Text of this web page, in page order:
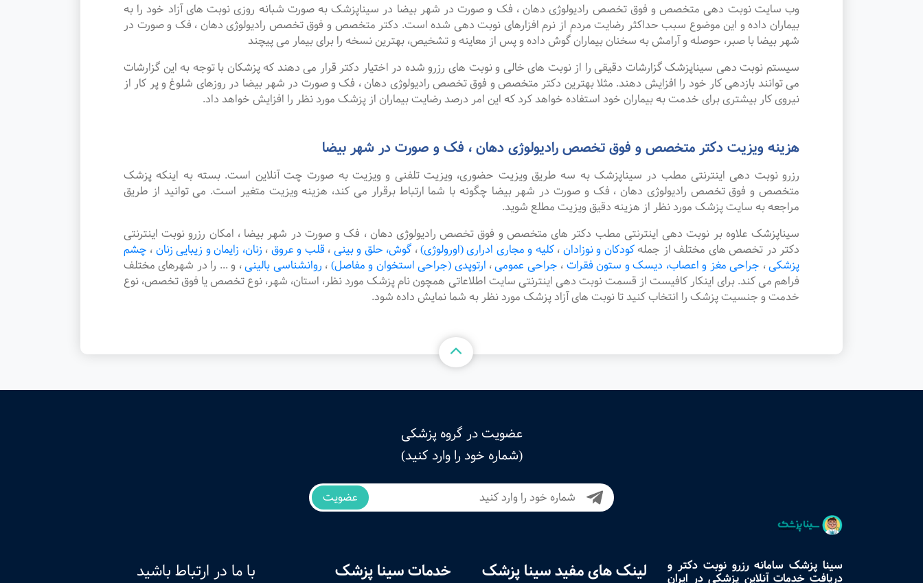
وب سایت نوبت دهی متخصص و فوق تخصص رادیولوژی دهان ، فک و صورت در شهر بیضا در سیناپزشک به صورت شبانه روزی نوبت های آزاد خود را به
بیماران داده و این موضوع سبب حداکثر رضایت مردم از نرم افزارهای نوبت دهی شده است. دکتر متخصص و فوق تخصص رادیولوژی دهان ، فک و صورت در
شهر بیضا با صبر، حوصله و آرامش به سخنان بیماران گوش داده و پس از معاینه و تشخیص، بهترین نسخه را برای بیمار می پیچند
سیستم نوبت دهی سیناپزشک گزارشات دقیقی را از نوبت های خالی و نوبت های رزرو شده در اختیار دکتر قرار می دهند که پزشکان با توجه به این گزارشات
می توانند بازدهی کار خود را افزایش دهند. مثلا بهترین دکتر متخصص و فوق تخصص رادیولوژی دهان ، فک و صورت در شهر بیضا در روزهای شلوغ و پر کار از
نیروی کار بیشتری برای خدمت به بیماران خود استفاده خواهد کرد که این امر درصد رضایت بیماران از پزشک مورد نظر را افزایش خواهد داد.
هزینه ویزیت دکتر متخصص و فوق تخصص رادیولوژی دهان ، فک و صورت در شهر بیضا
رزرو نوبت دهی اینترنتی مطب در سیناپزشک به سه طریق ویزیت حضوری، ویزیت تلفنی و ویزیت به صورت چت آنلاین است. بسته به اینکه پزشک
متخصص و فوق تخصص رادیولوژی دهان ، فک و صورت در شهر بیضا چگونه با شما ارتباط برقرار می کند، هزینه ویزیت متغیر است. می توانید از طریق
مراجعه به سایت پزشک مورد نظر از هزینه دقیق ویزیت مطلع شوید.
سیناپزشک علاوه بر نوبت دهی اینترنتی مطب دکتر های متخصص و فوق تخصص رادیولوژی دهان ، فک و صورت در شهر بیضا ، امکان رزرو نوبت اینترنتی
دکتر در تخصص های مختلف از جملهکودکان و نوزادان ،کلیه و مجاری ادراری (اورولوژی)، گوش، حلق و بینی ، قلب و عروق ، زنان، زایمان و زیبایی زنان ، چشم
پزشکی، جراحی مغز و اعصاب، دیسک و ستون فقرات ، جراحی عمومی، ارتوپدی (جراحی استخوان و مفاصل) ، روانشناسی بالینی، و ... را در شهرهای مختلف
فراهم می کند. برای اینکار کافیست از قسمت نوبت دهی اینترنتی سایت اطلاعاتی همچون نام پزشک مورد نظر، استان، شهر، نوع تخصص یا فوق تخصص، نوع
خدمت و جنسیت پزشک را انتخاب کنید تا نوبت های آزاد پزشک مورد نظر به شما نمایش داده شود.
عضویت در گروه پزشکی
(شماره خود را وارد کنید)
عضویت
سینا پزشک سامانه رزرو نوبت دکتر و
دریافت خدمات آنلاین پزشکی در ایران لینک های مفید سینا پزشک خدمات سینا پزشک با ما در ارتباط باشید